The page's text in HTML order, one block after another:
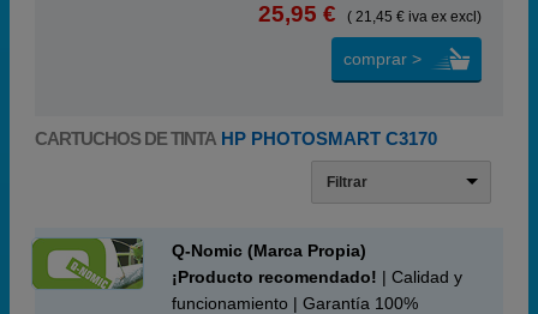
25,95 € ( 21,45 € iva ex excl)
comprar >
CARTUCHOS DE TINTA HP PHOTOSMART C3170
Filtrar
Q-Nomic (Marca Propia)
¡Producto recomendado! | Calidad y
funcionamiento | Garantía 100%